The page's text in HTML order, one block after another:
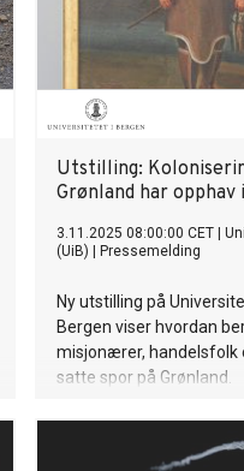
Utstilling:
Grønland har opphav
3.11.2025 08:00:00 CET
(UiB)
Pressemelding
Ny utstilling på
Bergen viser hvordan
misjonærer, handelsfolk
satte spor på Grønland.